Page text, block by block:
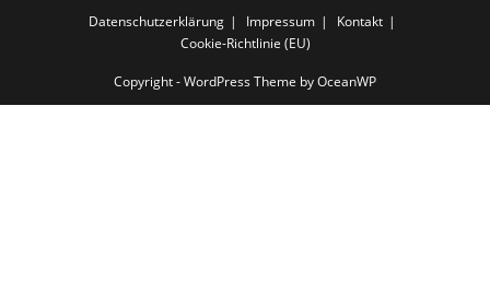
Datenschutzerklärung Impressum
Kontakt
Cookie-Richtlinie (EU)
Copyright - WordPress Theme by OceanWP